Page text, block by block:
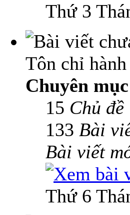
Thứ 3
Tôn chỉ
Chuyên
15 Chủ đề
133 Bài
Bài viết
Thứ 6